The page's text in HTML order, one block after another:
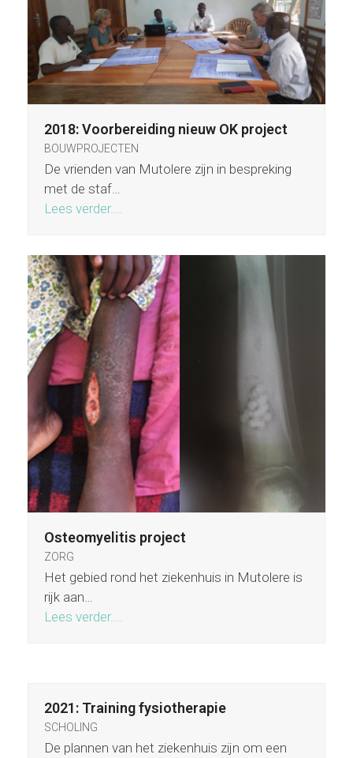
2018: Voorbereiding nieuw OK project
BOUWPROJECTEN
De vrienden van Mutolere zijn in bespreking
met de staf…
Lees verder....
Osteomyelitis project
ZORG
Het gebied rond het ziekenhuis in Mutolere is
rijk aan…
Lees verder....
2021: Training fysiotherapie
SCHOLING
De plannen van het ziekenhuis zijn om een